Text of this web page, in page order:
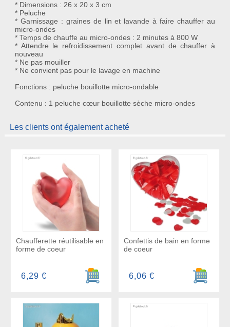
* Dimensions : 26 x 20 x 3 cm
* Peluche
* Garnissage : graines de lin et lavande à faire chauffer au
micro-ondes
* Temps de chauffe au micro-ondes : 2 minutes à 800 W
* Attendre le refroidissement complet avant de chauffer à
nouveau
* Ne pas mouiller
* Ne convient pas pour le lavage en machine
Fonctions : peluche bouillotte micro-ondable
Contenu : 1 peluche cœur bouillotte sèche micro-ondes
Les clients ont également acheté
Chaufferette réutilisable en
forme de coeur
Ajouter au panier
6,29 €
Confettis de bain en forme
de coeur
Ajouter
6,06 €